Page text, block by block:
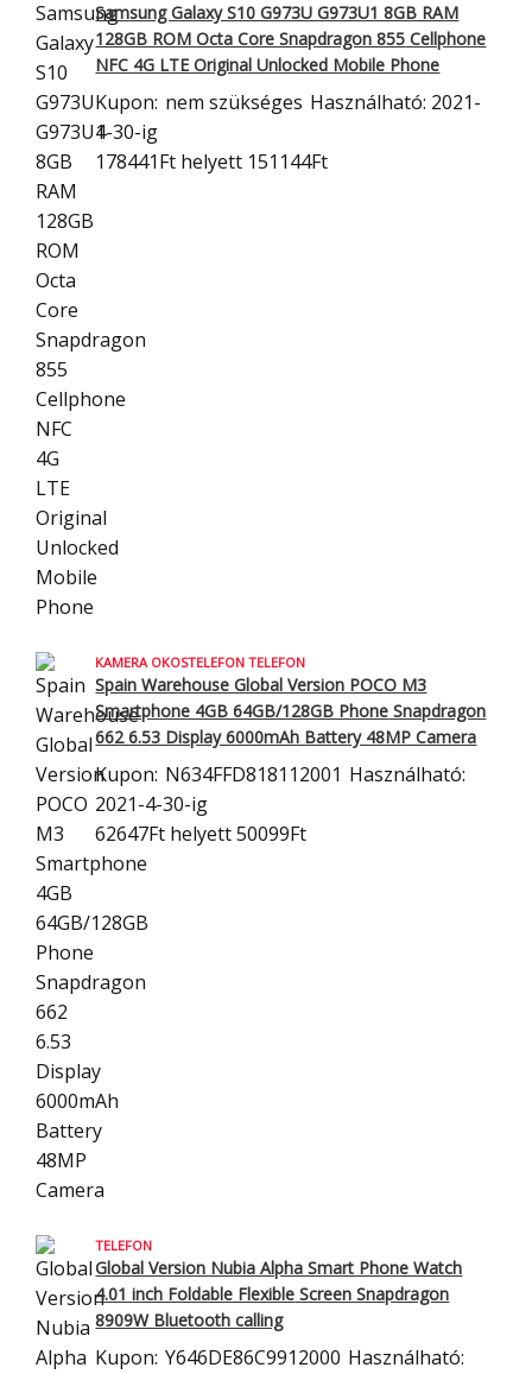
Samsung Galaxy S10 G973U G973U1 8GB RAM
128GB ROM Octa Core Snapdragon 855 Cellphone
NFC 4G LTE Original Unlocked Mobile Phone
Kupon: nem szükséges Használható: 2021-
4-30-ig
178441Ft helyett 151144Ft
KAMERA OKOSTELEFON TELEFON
Spain Warehouse Global Version POCO M3
Smartphone 4GB 64GB/128GB Phone Snapdragon
662 6.53 Display 6000mAh Battery 48MP Camera
Kupon: N634FFD818112001 Használható:
2021-4-30-ig
62647Ft helyett 50099Ft
TELEFON
Global Version Nubia Alpha Smart Phone Watch
4.01 inch Foldable Flexible Screen Snapdragon
8909W Bluetooth calling
Kupon: Y646DE86C9912000 Használható: